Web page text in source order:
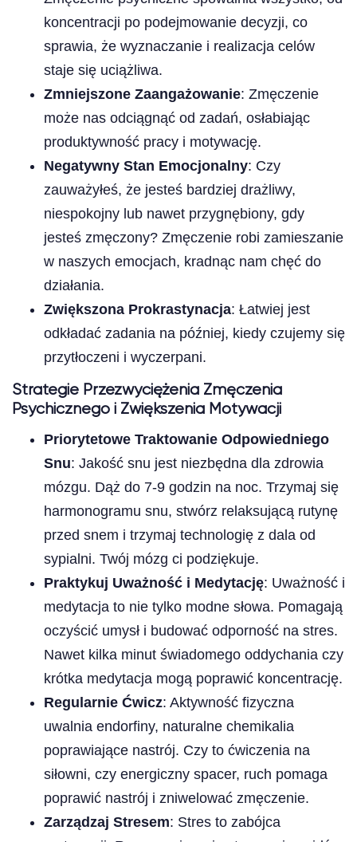
koncentracji po podejmowanie decyzji, co
sprawia, że wyznaczanie i realizacja celów
staje się uciążliwa.
Zmniejszone Zaangażowanie: Zmęczenie
może nas odciągnąć od zadań, osłabiając
produktywność pracy i motywację.
Negatywny Stan Emocjonalny: Czy
zauważyłeś, że jesteś bardziej drażliwy,
niespokojny lub nawet przygnębiony, gdy
jesteś zmęczony? Zmęczenie robi zamieszanie
w naszych emocjach, kradnąc nam chęć do
działania.
Zwiększona Prokrastynacja: Łatwiej jest
odkładać zadania na później, kiedy czujemy się
przytłoczeni i wyczerpani.
Strategie Przezwyciężenia Zmęczenia
Psychicznego i Zwiększenia Motywacji
Priorytetowe Traktowanie Odpowiedniego
Snu: Jakość snu jest niezbędna dla zdrowia
mózgu. Dąż do 7-9 godzin na noc. Trzymaj się
harmonogramu snu, stwórz relaksującą rutynę
przed snem i trzymaj technologię z dala od
sypialni. Twój mózg ci podziękuje.
Praktykuj Uważność i Medytację: Uważność i
medytacja to nie tylko modne słowa. Pomagają
oczyścić umysł i budować odporność na stres.
Nawet kilka minut świadomego oddychania czy
krótka medytacja mogą poprawić koncentrację.
Regularnie Ćwicz: Aktywność fizyczna
uwalnia endorfiny, naturalne chemikalia
poprawiające nastrój. Czy to ćwiczenia na
siłowni, czy energiczny spacer, ruch pomaga
poprawić nastrój i zniwelować zmęczenie.
Zarządzaj Stresem: Stres to zabójca